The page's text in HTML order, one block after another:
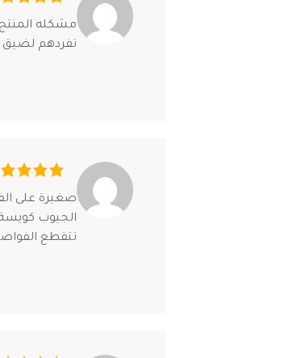
تفردهم لضيق
صغيرة على
الجيوب
تتقطع